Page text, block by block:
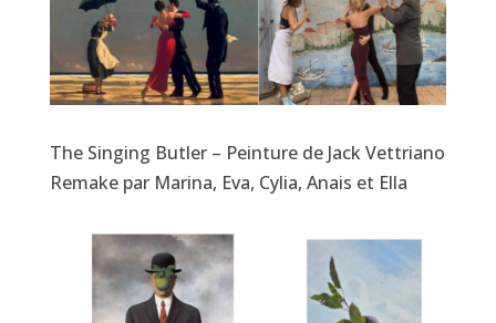
The Singing Butler – Peinture de Jack Vettriano
Remake par Marina, Eva, Cylia, Anais et Ella